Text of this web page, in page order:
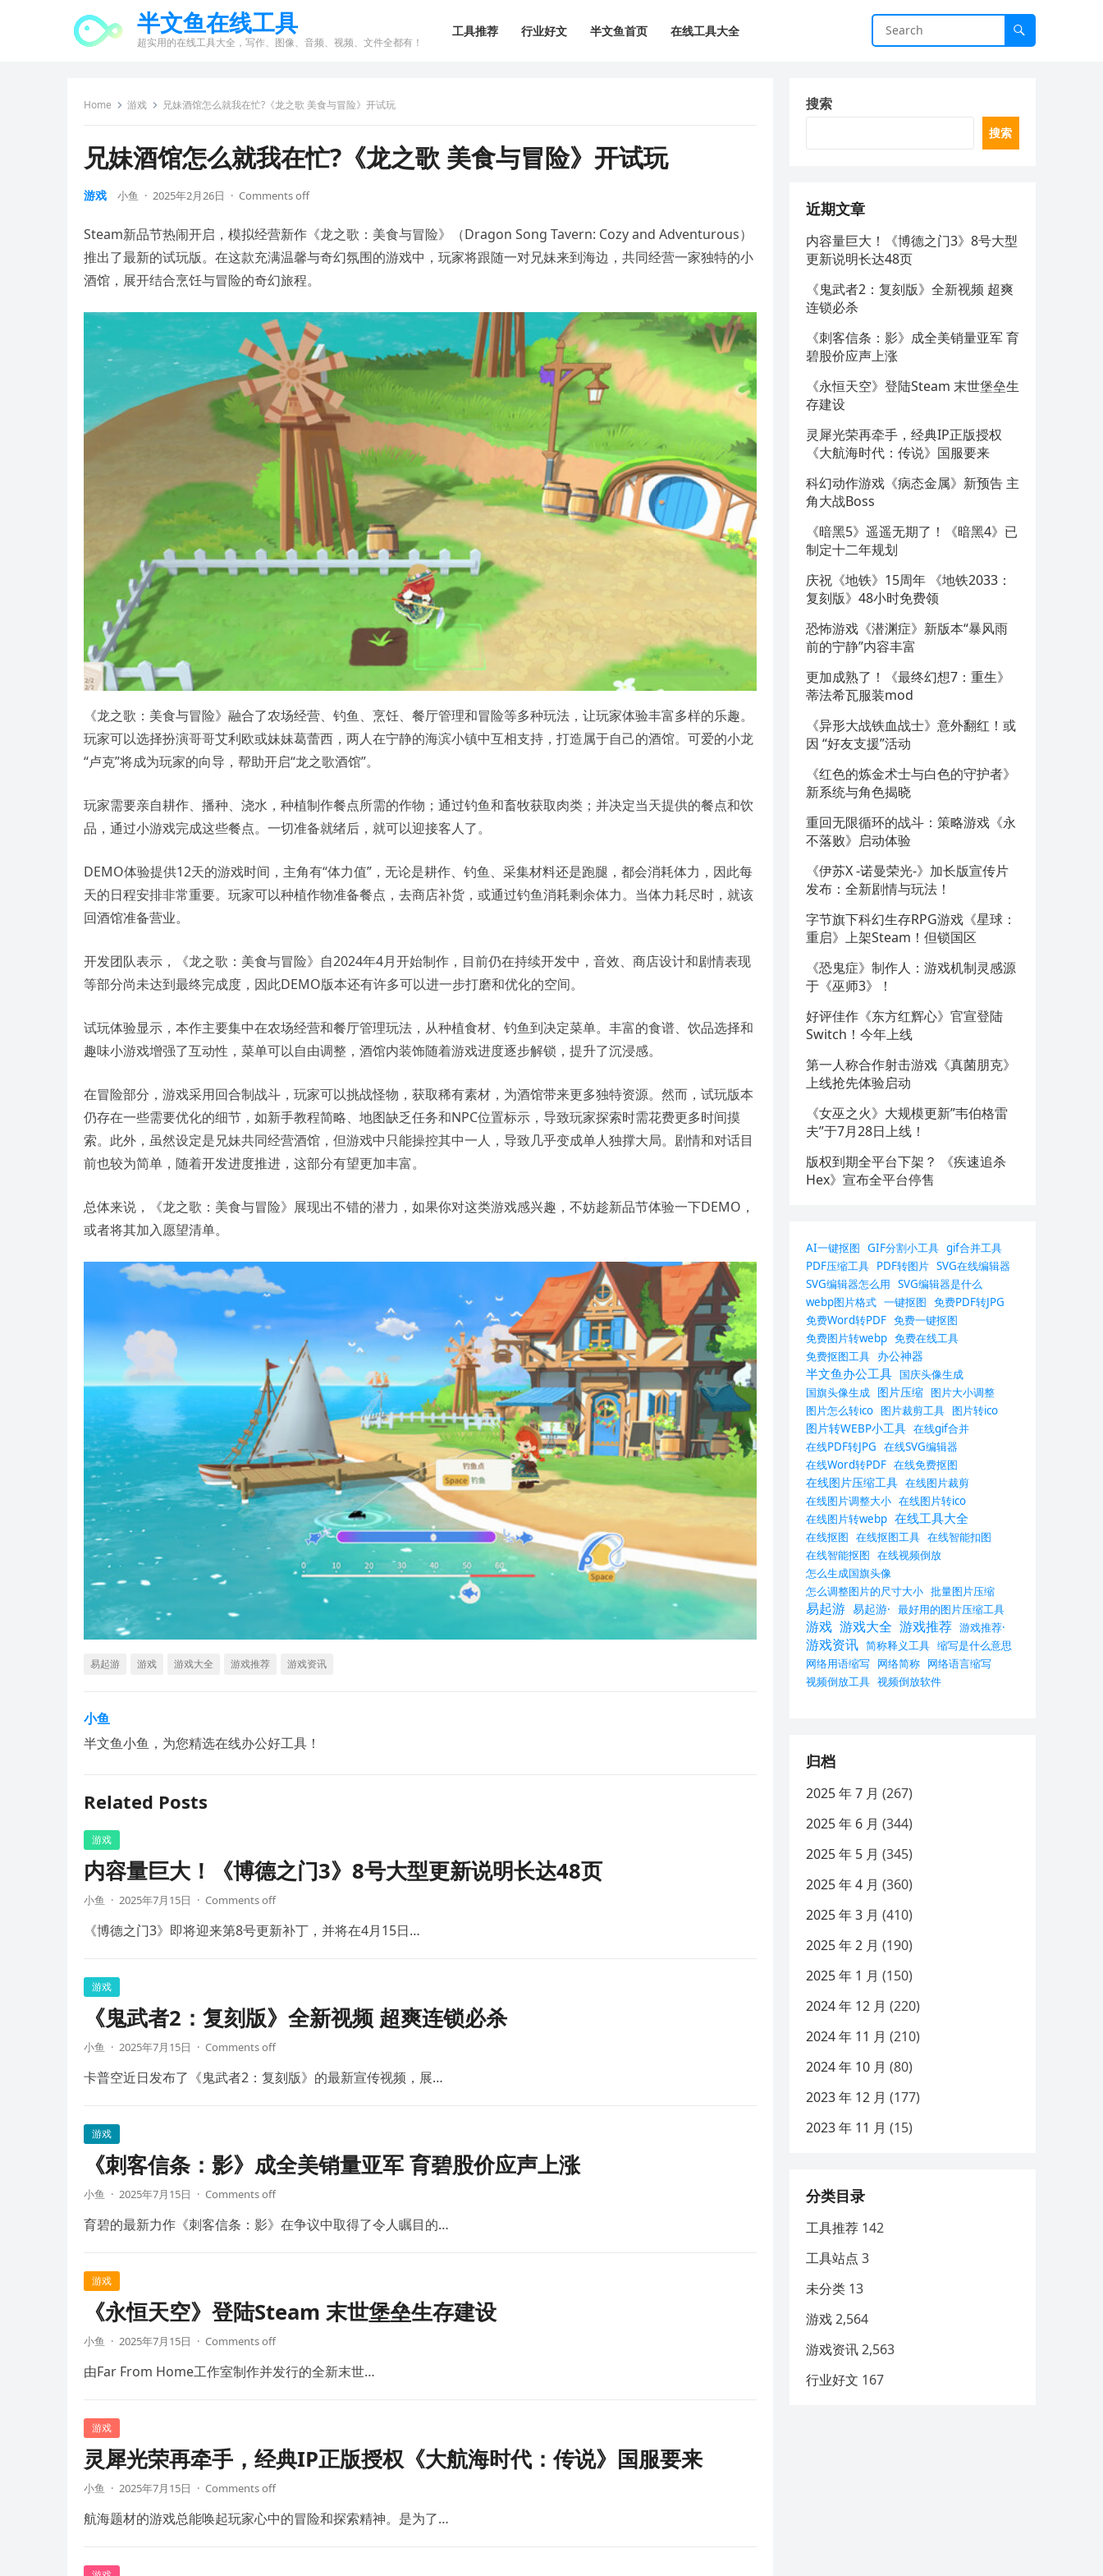
半文鱼在线工具
超实用的在线工具大全，写作、图像、音频、视频、文件全都有！
工具推荐 行业好文 半文鱼首页 在线工具大全
Home 游戏 兄妹酒馆怎么就我在忙?《龙之歌 美食与冒险》开试玩
兄妹酒馆怎么就我在忙?《龙之歌 美食与冒险》开试玩
游戏 小鱼 · 2025年2月26日 · Comments off
Steam新品节热闹开启，模拟经营新作《龙之歌：美食与冒险》（Dragon Song Tavern: Cozy and Adventurous）
推出了最新的试玩版。在这款充满温馨与奇幻氛围的游戏中，玩家将跟随一对兄妹来到海边，共同经营一家独特的小
酒馆，展开结合烹饪与冒险的奇幻旅程。
《龙之歌：美食与冒险》融合了农场经营、钓鱼、烹饪、餐厅管理和冒险等多种玩法，让玩家体验丰富多样的乐趣。
玩家可以选择扮演哥哥艾利欧或妹妹葛蕾西，两人在宁静的海滨小镇中互相支持，打造属于自己的酒馆。可爱的小龙
“卢克”将成为玩家的向导，帮助开启“龙之歌酒馆”。
玩家需要亲自耕作、播种、浇水，种植制作餐点所需的作物；通过钓鱼和畜牧获取肉类；并决定当天提供的餐点和饮
品，通过小游戏完成这些餐点。一切准备就绪后，就可以迎接客人了。
DEMO体验提供12天的游戏时间，主角有“体力值”，无论是耕作、钓鱼、采集材料还是跑腿，都会消耗体力，因此每
天的日程安排非常重要。玩家可以种植作物准备餐点，去商店补货，或通过钓鱼消耗剩余体力。当体力耗尽时，就该
回酒馆准备营业。
开发团队表示，《龙之歌：美食与冒险》自2024年4月开始制作，目前仍在持续开发中，音效、商店设计和剧情表现
等部分尚未达到最终完成度，因此DEMO版本还有许多可以进一步打磨和优化的空间。
试玩体验显示，本作主要集中在农场经营和餐厅管理玩法，从种植食材、钓鱼到决定菜单。丰富的食谱、饮品选择和
趣味小游戏增强了互动性，菜单可以自由调整，酒馆内装饰随着游戏进度逐步解锁，提升了沉浸感。
在冒险部分，游戏采用回合制战斗，玩家可以挑战怪物，获取稀有素材，为酒馆带来更多独特资源。然而，试玩版本
仍存在一些需要优化的细节，如新手教程简略、地图缺乏任务和NPC位置标示，导致玩家探索时需花费更多时间摸
索。此外，虽然设定是兄妹共同经营酒馆，但游戏中只能操控其中一人，导致几乎变成单人独撑大局。剧情和对话目
前也较为简单，随着开发进度推进，这部分有望更加丰富。
总体来说，《龙之歌：美食与冒险》展现出不错的潜力，如果你对这类游戏感兴趣，不妨趁新品节体验一下DEMO，
或者将其加入愿望清单。
易起游 游戏 游戏大全 游戏推荐 游戏资讯
小鱼
半文鱼小鱼，为您精选在线办公好工具！
Related Posts
游戏
内容量巨大！《博德之门3》8号大型更新说明长达48页
小鱼 · 2025年7月15日 · Comments off
《博德之门3》即将迎来第8号更新补丁，并将在4月15日…
游戏
《鬼武者2：复刻版》全新视频 超爽连锁必杀
小鱼 · 2025年7月15日 · Comments off
卡普空近日发布了《鬼武者2：复刻版》的最新宣传视频，展…
游戏
《刺客信条：影》成全美销量亚军 育碧股价应声上涨
小鱼 · 2025年7月15日 · Comments off
育碧的最新力作《刺客信条：影》在争议中取得了令人瞩目的…
游戏
《永恒天空》登陆Steam 末世堡垒生存建设
小鱼 · 2025年7月15日 · Comments off
由Far From Home工作室制作并发行的全新末世…
游戏
灵犀光荣再牵手，经典IP正版授权《大航海时代：传说》国服要来
小鱼 · 2025年7月15日 · Comments off
航海题材的游戏总能唤起玩家心中的冒险和探索精神。是为了…
搜索
搜索
近期文章
内容量巨大！《博德之门3》8号大型
更新说明长达48页
《鬼武者2：复刻版》全新视频 超爽
连锁必杀
《刺客信条：影》成全美销量亚军 育
碧股价应声上涨
《永恒天空》登陆Steam 末世堡垒生
存建设
灵犀光荣再牵手，经典IP正版授权
《大航海时代：传说》国服要来
科幻动作游戏《病态金属》新预告 主
角大战Boss
《暗黑5》遥遥无期了！《暗黑4》已
制定十二年规划
庆祝《地铁》15周年 《地铁2033：
复刻版》48小时免费领
恐怖游戏《潜渊症》新版本“暴风雨
前的宁静”内容丰富
更加成熟了！《最终幻想7：重生》
蒂法希瓦服装mod
《异形大战铁血战士》意外翻红！或
因 “好友支援”活动
《红色的炼金术士与白色的守护者》
新系统与角色揭晓
重回无限循环的战斗：策略游戏《永
不落败》启动体验
《伊苏X -诺曼荣光-》加长版宣传片
发布：全新剧情与玩法！
字节旗下科幻生存RPG游戏《星球：
重启》上架Steam！但锁国区
《恐鬼症》制作人：游戏机制灵感源
于《巫师3》！
好评佳作《东方红辉心》官宣登陆
Switch！今年上线
第一人称合作射击游戏《真菌朋克》
上线抢先体验启动
《女巫之火》大规模更新”韦伯格雷
夫”于7月28日上线！
版权到期全平台下架？ 《疾速追杀
Hex》宣布全平台停售
AI一键抠图 GIF分割小工具 gif合并工具
PDF压缩工具 PDF转图片 SVG在线编辑器
SVG编辑器怎么用 SVG编辑器是什么
webp图片格式 一键抠图 免费PDF转JPG
免费Word转PDF 免费一键抠图
免费图片转webp 免费在线工具
免费抠图工具 办公神器
半文鱼办公工具 国庆头像生成
国旗头像生成 图片压缩 图片大小调整
图片怎么转ico 图片裁剪工具 图片转ico
图片转WEBP小工具 在线gif合并
在线PDF转JPG 在线SVG编辑器
在线Word转PDF 在线免费抠图
在线图片压缩工具 在线图片裁剪
在线图片调整大小 在线图片转ico
在线图片转webp 在线工具大全
在线抠图 在线抠图工具 在线智能扣图
在线智能抠图 在线视频倒放
怎么生成国旗头像
怎么调整图片的尺寸大小 批量图片压缩
易起游 易起游· 最好用的图片压缩工具
游戏 游戏大全 游戏推荐 游戏推荐·
游戏资讯 简称释义工具 缩写是什么意思
网络用语缩写 网络简称 网络语言缩写
视频倒放工具 视频倒放软件
归档
2025 年 7 月 (267)
2025 年 6 月 (344)
2025 年 5 月 (345)
2025 年 4 月 (360)
2025 年 3 月 (410)
2025 年 2 月 (190)
2025 年 1 月 (150)
2024 年 12 月 (220)
2024 年 11 月 (210)
2024 年 10 月 (80)
2023 年 12 月 (177)
2023 年 11 月 (15)
分类目录
工具推荐 142
工具站点 3
未分类 13
游戏2,564
游戏资讯2,563
行业好文 167